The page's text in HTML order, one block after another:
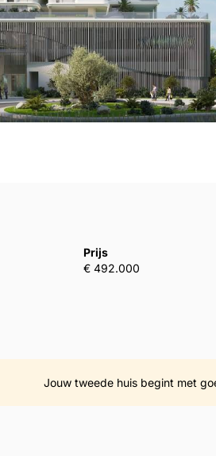
Prijs
€ 492.000
Jouw tweede huis begint met